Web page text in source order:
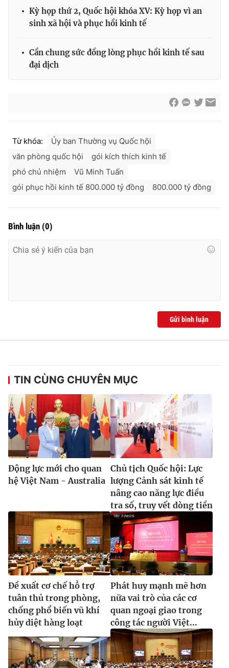
Kỳ họp thứ 2, Quốc hội khóa XV: Kỳ họp vì an
sinh xã hội và phục hồi kinh tế
Cần chung sức đồng lòng phục hồi kinh tế sau
đại dịch
Từ khóa:
Ủy ban Thường vụ Quốc hội
văn phòng quốc hội
gói kích thích kinh tế
phó chủ nhiệm
Vũ Minh Tuấn
gói phục hồi kinh tế 800.000 tỷ đồng
800.000 tỷ đồng
Bình luận (0)
Gửi bình luận
TIN CÙNG CHUYÊN MỤC
Động lực mới cho quan
hệ Việt Nam - Australia
Chủ tịch Quốc hội: Lực
lượng Cảnh sát kinh tế
nâng cao năng lực điều
tra số, truy vết dòng tiền
Đề xuất cơ chế hỗ trợ
tuân thủ trong phòng,
chống phổ biến vũ khí
hủy diệt hàng loạt
Phát huy mạnh mẽ hơn
nữa vai trò của các cơ
quan ngoại giao trong
công tác người Việt...